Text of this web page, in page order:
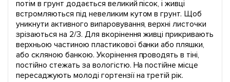
потім в грунт додається великий пісок, і живці
встромляються під невеликим кутом в грунт. Щоб
уникнути активного випаровування, верхні листочки
зрізаються на 2/3. Для вкорінення живці прикривають
верхньою частиною пластикової банки або пляшки,
або скляною банкою. Укорінення проводять в тіні,
постійно стежать за вологістю. На постійне місце
пересаджують молоді гортензії на третій рік.